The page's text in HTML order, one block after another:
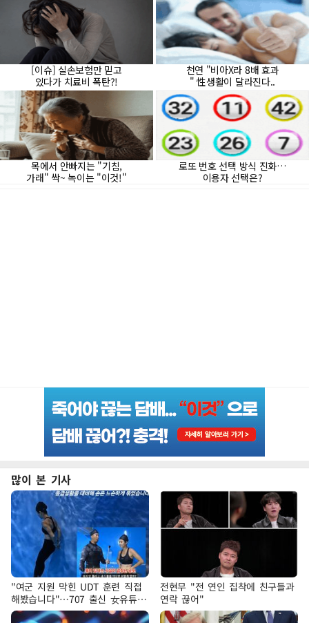
많이 본 기사
"여군 지원 막힌 UDT 훈련 직접
해봤습니다"…707 출신 女유튜버
'완벽 소화'
전현무 "전 연인 집착에 친구들과
연락 끊어"